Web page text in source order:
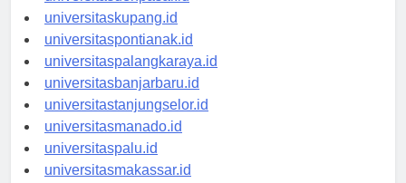
universitasdenpasar.id
universitaskupang.id
universitaspontianak.id
universitaspalangkaraya.id
universitasbanjarbaru.id
universitastanjungselor.id
universitasmanado.id
universitaspalu.id